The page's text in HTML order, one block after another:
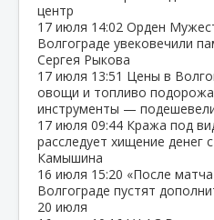
центр
17 июля 14:02 Орден
Волгограде увековечили
Сергея Рыкова
17 июля 13:51 Цены в
овощи и топливо
инструменты —
17 июля 09:44 Кража под
расследует хищение денег
Камышина
16 июля 15:20 «После
Волгограде пустят
20 июля